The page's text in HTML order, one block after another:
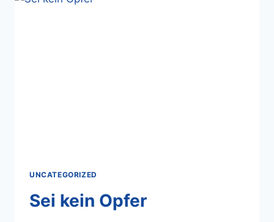
UNCATEGORIZED
Sei kein Opfer